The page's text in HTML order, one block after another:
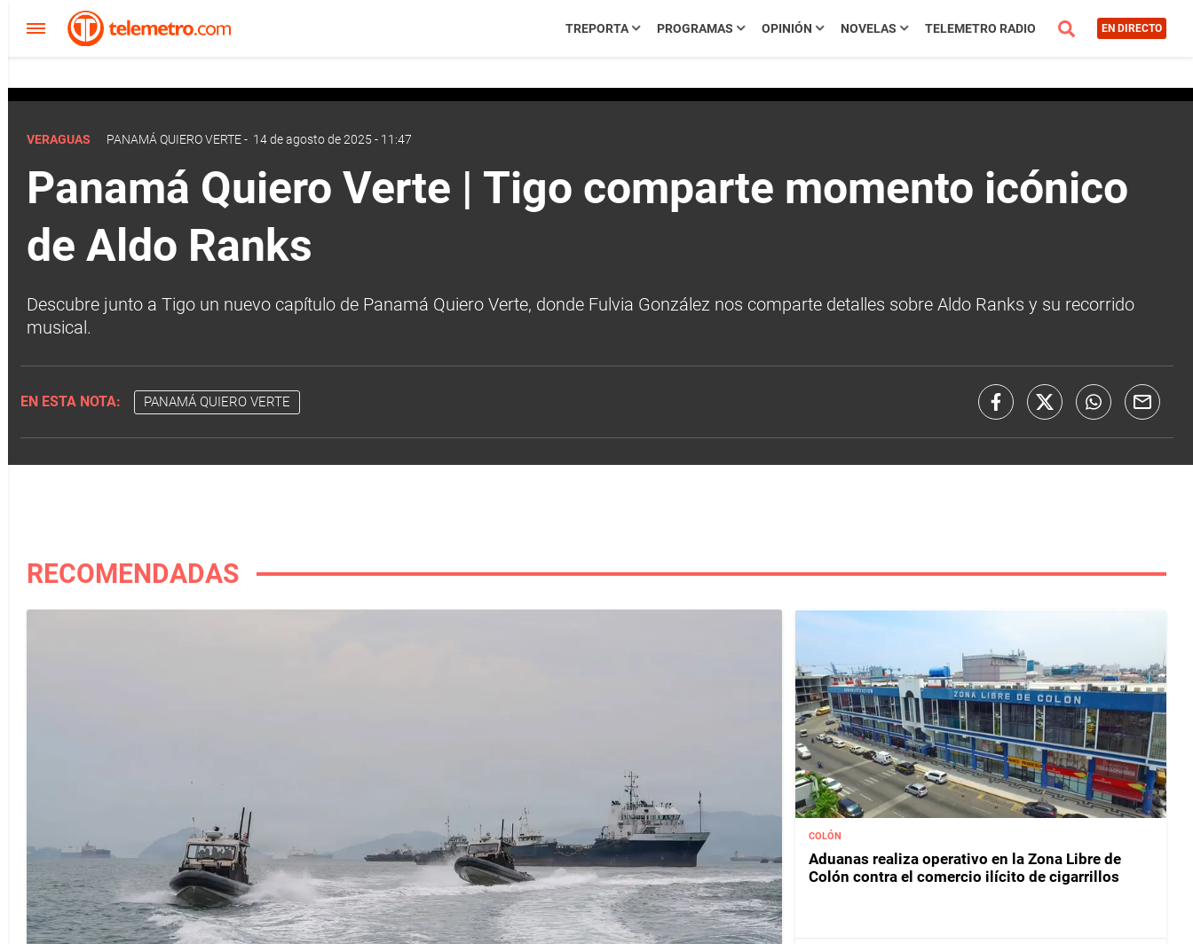
TREPORTA PROGRAMAS OPINIÓN NOVELAS TELEMETRO RADIO EN DIRECTO
VERAGUAS PANAMÁ QUIERO VERTE- 14 de agosto de 2025 - 11:47
Panamá Quiero Verte | Tigo comparte momento icónico
de Aldo Ranks
Descubre junto a Tigo un nuevo capítulo de Panamá Quiero Verte, donde Fulvia González nos comparte detalles sobre Aldo Ranks y su recorrido
musical.
EN ESTA NOTA: PANAMÁ QUIERO VERTE
RECOMENDADAS
COLÓN
Aduanas realiza operativo en la Zona Libre de
Colón contra el comercio ilícito de cigarrillos